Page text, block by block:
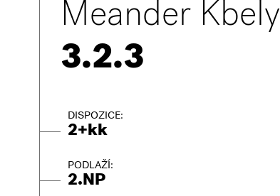
Meander Kbely
3.2.3
DISPOZICE:
2+kk
PODLAŽÍ:
2.NP